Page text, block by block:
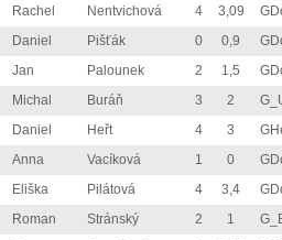
Rachel Nentvichová 4 3,09
Daniel Pišťák 0 0,9
Jan Palounek 2 1,5
Michal Buráň 3 2
Daniel Heřt 4 3
Anna Vacíková 1 0
Eliška Pilátová 4 3,4
Roman Stránský 2 1